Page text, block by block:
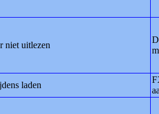
niet uitlezen
laden